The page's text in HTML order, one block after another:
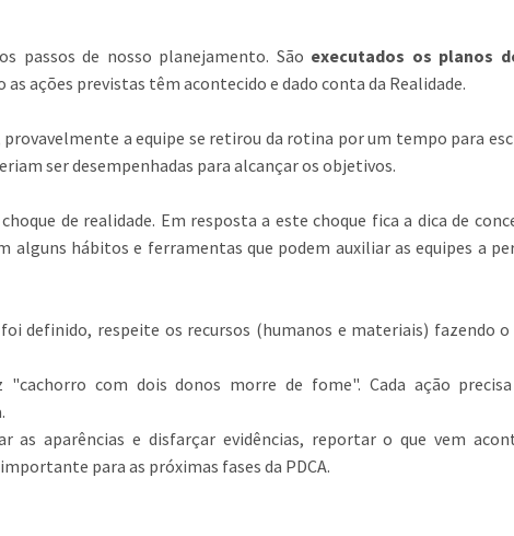
passos de nosso planejamento. São executados os planos
ações previstas têm acontecido e dado conta da Realidade.
a equipe se retirou da rotina por um tempo para
ser desempenhadas para alcançar os objetivos.
de realidade. Em resposta a este choque fica a dica de
alguns hábitos e ferramentas que podem auxiliar as equipes a
definido, respeite os recursos (humanos e materiais) fazendo
"cachorro com dois donos morre de fome". Cada ação
as aparências e disfarçar evidências, reportar o que vem
para as próximas fases da PDCA.